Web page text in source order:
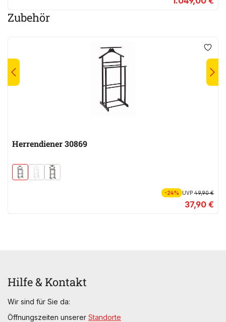
Zubehör
Herrendiener 30869
-24% UVP49,90 €
37,90 €
Hilfe & Kontakt
Wir sind für Sie da:
Öffnungszeiten unserer Standorte